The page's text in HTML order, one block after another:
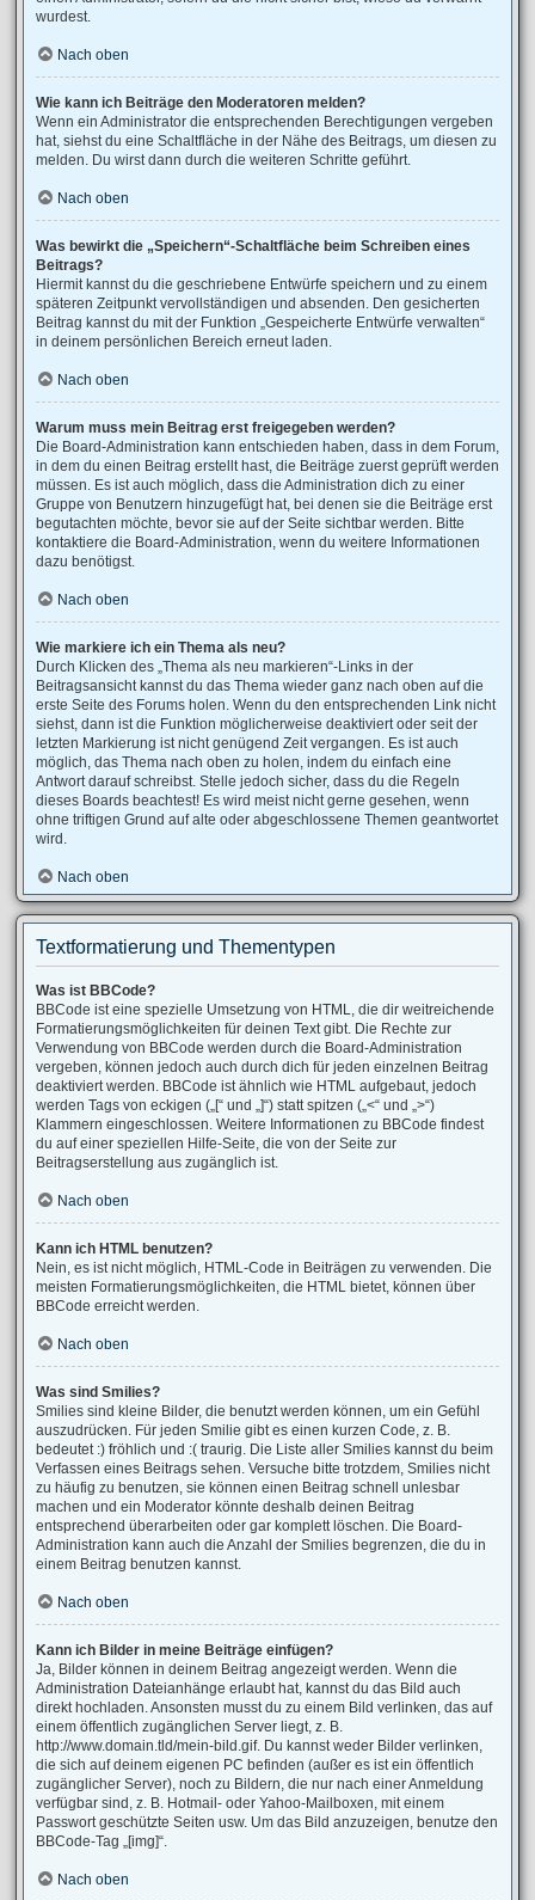
wurdest.
Nach oben
Wie kann ich Beiträge den Moderatoren melden?
Wenn ein Administrator die entsprechenden Berechtigungen vergeben
hat, siehst du eine Schaltfläche in der Nähe des Beitrags, um diesen zu
melden. Du wirst dann durch die weiteren Schritte geführt.
Nach oben
Was bewirkt die „Speichern“-Schaltfläche beim Schreiben eines
Beitrags?
Hiermit kannst du die geschriebene Entwürfe speichern und zu einem
späteren Zeitpunkt vervollständigen und absenden. Den gesicherten
Beitrag kannst du mit der Funktion „Gespeicherte Entwürfe verwalten“
in deinem persönlichen Bereich erneut laden.
Nach oben
Warum muss mein Beitrag erst freigegeben werden?
Die Board-Administration kann entschieden haben, dass in dem Forum,
in dem du einen Beitrag erstellt hast, die Beiträge zuerst geprüft werden
müssen. Es ist auch möglich, dass die Administration dich zu einer
Gruppe von Benutzern hinzugefügt hat, bei denen sie die Beiträge erst
begutachten möchte, bevor sie auf der Seite sichtbar werden. Bitte
kontaktiere die Board-Administration, wenn du weitere Informationen
dazu benötigst.
Nach oben
Wie markiere ich ein Thema als neu?
Durch Klicken des „Thema als neu markieren“-Links in der
Beitragsansicht kannst du das Thema wieder ganz nach oben auf die
erste Seite des Forums holen. Wenn du den entsprechenden Link nicht
siehst, dann ist die Funktion möglicherweise deaktiviert oder seit der
letzten Markierung ist nicht genügend Zeit vergangen. Es ist auch
möglich, das Thema nach oben zu holen, indem du einfach eine
Antwort darauf schreibst. Stelle jedoch sicher, dass du die Regeln
dieses Boards beachtest! Es wird meist nicht gerne gesehen, wenn
ohne triftigen Grund auf alte oder abgeschlossene Themen geantwortet
wird.
Nach oben
Textformatierung und Thementypen
Was ist BBCode?
BBCode ist eine spezielle Umsetzung von HTML, die dir weitreichende
Formatierungsmöglichkeiten für deinen Text gibt. Die Rechte zur
Verwendung von BBCode werden durch die Board-Administration
vergeben, können jedoch auch durch dich für jeden einzelnen Beitrag
deaktiviert werden. BBCode ist ähnlich wie HTML aufgebaut, jedoch
werden Tags von eckigen („[“ und „]“) statt spitzen („<“ und „>“)
Klammern eingeschlossen. Weitere Informationen zu BBCode findest
du auf einer speziellen Hilfe-Seite, die von der Seite zur
Beitragserstellung aus zugänglich ist.
Nach oben
Kann ich HTML benutzen?
Nein, es ist nicht möglich, HTML-Code in Beiträgen zu verwenden. Die
meisten Formatierungsmöglichkeiten, die HTML bietet, können über
BBCode erreicht werden.
Nach oben
Was sind Smilies?
Smilies sind kleine Bilder, die benutzt werden können, um ein Gefühl
auszudrücken. Für jeden Smilie gibt es einen kurzen Code, z. B.
bedeutet :) fröhlich und :( traurig. Die Liste aller Smilies kannst du beim
Verfassen eines Beitrags sehen. Versuche bitte trotzdem, Smilies nicht
zu häufig zu benutzen, sie können einen Beitrag schnell unlesbar
machen und ein Moderator könnte deshalb deinen Beitrag
entsprechend überarbeiten oder gar komplett löschen. Die Board-
Administration kann auch die Anzahl der Smilies begrenzen, die du in
einem Beitrag benutzen kannst.
Nach oben
Kann ich Bilder in meine Beiträge einfügen?
Ja, Bilder können in deinem Beitrag angezeigt werden. Wenn die
Administration Dateianhänge erlaubt hat, kannst du das Bild auch
direkt hochladen. Ansonsten musst du zu einem Bild verlinken, das auf
einem öffentlich zugänglichen Server liegt, z. B.
http://www.domain.tld/mein-bild.gif. Du kannst weder Bilder verlinken,
die sich auf deinem eigenen PC befinden (außer es ist ein öffentlich
zugänglicher Server), noch zu Bildern, die nur nach einer Anmeldung
verfügbar sind, z. B. Hotmail- oder Yahoo-Mailboxen, mit einem
Passwort geschützte Seiten usw. Um das Bild anzuzeigen, benutze den
BBCode-Tag „[img]“.
Nach oben